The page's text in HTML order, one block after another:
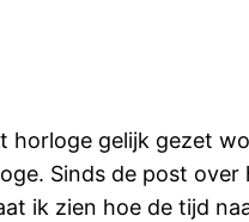
gelijk gezet
Sinds de post
ik zien hoe de tijd